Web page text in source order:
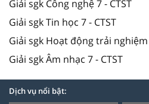
Giải sgk Công nghệ 7 - CTST
Giải sgk Tin học 7 - CTST
Giải sgk Hoạt động trải nghiệm
Giải sgk Âm nhạc 7 - CTST
Dịch vụ nổi bật: